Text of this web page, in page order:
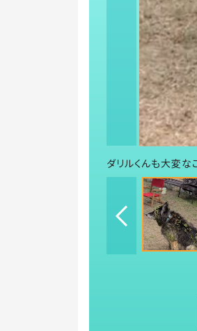
ダリルくんも大変